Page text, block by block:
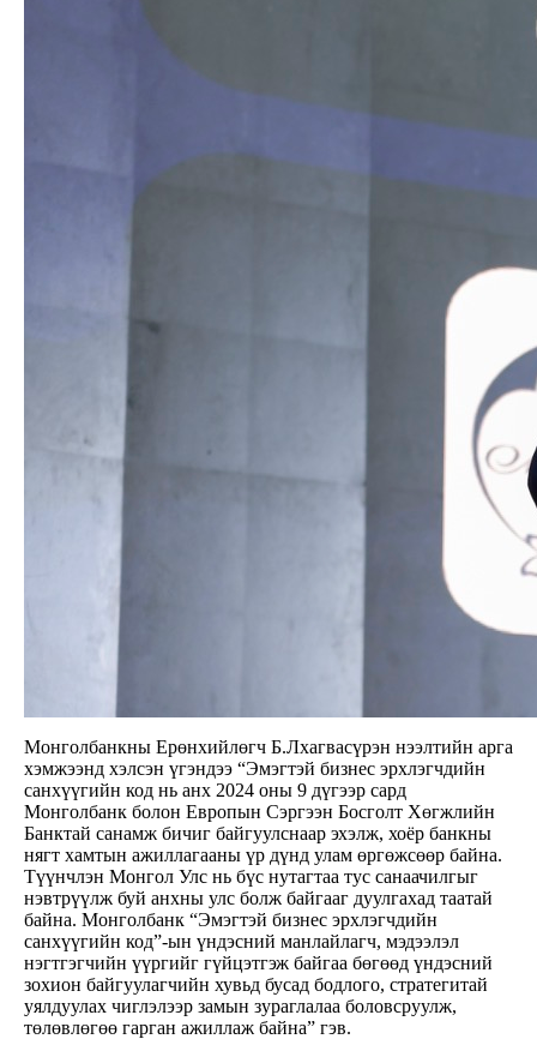
Монголбанкны Ерөнхийлөгч Б.Лхагвасүрэн нээлтийн арга
хэмжээнд хэлсэн үгэндээ “Эмэгтэй бизнес эрхлэгчдийн
санхүүгийн код нь анх 2024 оны 9 дүгээр сард
Монголбанк болон Европын Сэргээн Босголт Хөгжлийн
Банктай санамж бичиг байгуулснаар эхэлж, хоёр банкны
нягт хамтын ажиллагааны үр дүнд улам өргөжсөөр байна.
Түүнчлэн Монгол Улс нь бүс нутагтаа тус санаачилгыг
нэвтрүүлж буй анхны улс болж байгааг дуулгахад таатай
байна. Монголбанк “Эмэгтэй бизнес эрхлэгчдийн
санхүүгийн код”-ын үндэсний манлайлагч, мэдээлэл
нэгтгэгчийн үүргийг гүйцэтгэж байгаа бөгөөд үндэсний
зохион байгуулагчийн хувьд бусад бодлого, стратегитай
уялдуулах чиглэлээр замын зураглалаа боловсруулж,
төлөвлөгөө гарган ажиллаж байна” гэв.